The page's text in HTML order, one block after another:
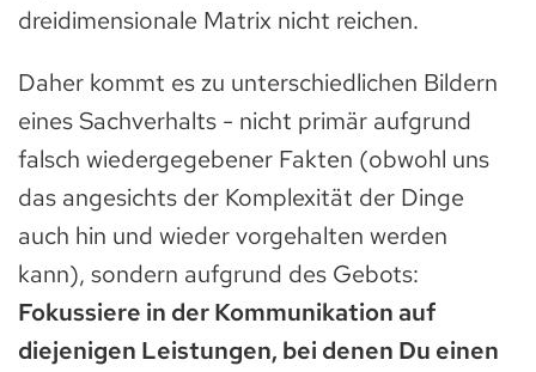
dreidimensionale Matrix nicht reichen.
Daher kommt es zu unterschiedlichen Bildern
eines Sachverhalts - nicht primär aufgrund
falsch wiedergegebener Fakten (obwohl uns
das angesichts der Komplexität der Dinge
auch hin und wieder vorgehalten werden
kann), sondern aufgrund des Gebots:
Fokussiere in der Kommunikation auf
diejenigen Leistungen, bei denen Du einen